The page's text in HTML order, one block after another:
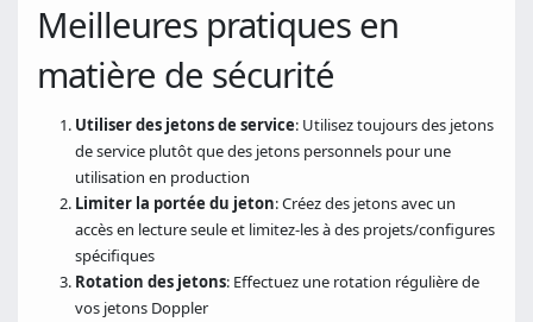
Meilleures pratiques en
matière de sécurité
Utiliser des jetons de service: Utilisez toujours des jetons
de service plutôt que des jetons personnels pour une
utilisation en production
Limiter la portée du jeton: Créez des jetons avec un
accès en lecture seule et limitez-les à des projets/configures
spécifiques
Rotation des jetons: Effectuez une rotation régulière de
vos jetons Doppler